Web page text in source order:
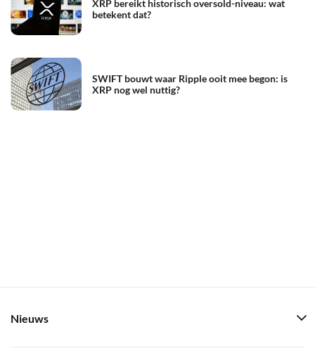
XRP bereikt historisch oversold-niveau: wat
betekent dat?
SWIFT bouwt waar Ripple ooit mee begon: is
XRP nog wel nuttig?
Nieuws